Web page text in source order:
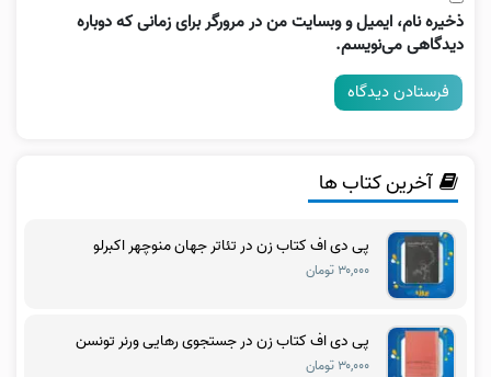
ذخیره نام، ایمیل و وبسایت من در مرورگر برای زمانی که دوباره
دیدگاهی می‌نویسم.
آخرین کتاب ها
پی دی اف کتاب زن در تئاتر جهان منوچهر اکبرلو
۳۰,۰۰۰ تومان
پی دی اف کتاب زن در جستجوی رهایی ورنر تونسن
۳۰,۰۰۰ تومان